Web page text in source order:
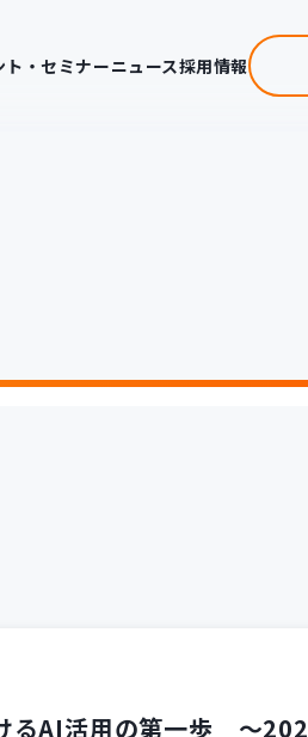
ト・セミナーニュース採用情報
るAI活用の第一歩 ～202